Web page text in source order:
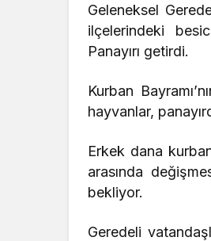
Geleneksel
ilçelerindeki
Panayırı getirdi.
Kurban
hayvanlar,
Erkek dana
arasında
bekliyor.
Geredeli